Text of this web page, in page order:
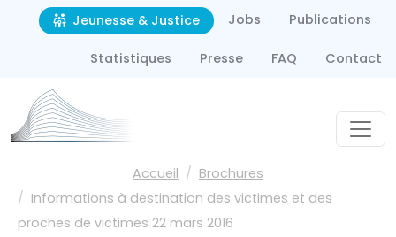
Aller au contenu principal
Second navigation
Jeunesse & Justice Jobs Publications
Statistiques Presse FAQ Contact
Fil d'Ariane
Accueil
Brochures
Informations à destination des victimes et des
proches de victimes 22 mars 2016